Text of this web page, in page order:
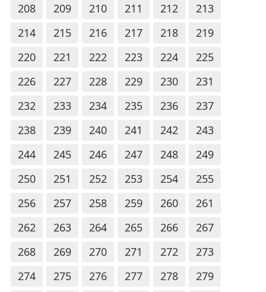
208
209 210 211 212
213
214
215 216 217 218
219
220
221 222 223 224
225
226
227 228 229 230
231
232
233 234 235 236
237
238
239 240 241 242
243
244
245 246 247 248
249
250
251 252 253 254
255
256
257 258 259 260
261
262
263 264 265 266
267
268
269 270 271 272
273
274
275 276 277 278
279